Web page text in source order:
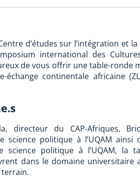
d’études sur l’intégration et
international des
de vous offrir une table-ronde
continentale africaine
directeur du CAP-Afriques,
science politique à l’UQAM ainsi
politique à l’UQAM, la
dans le domaine universitaire
terrain.